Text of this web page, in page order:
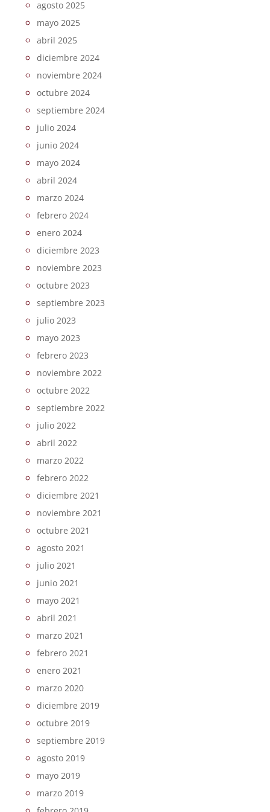
agosto 2025
mayo 2025
abril 2025
diciembre 2024
noviembre 2024
octubre 2024
septiembre 2024
julio 2024
junio 2024
mayo 2024
abril 2024
marzo 2024
febrero 2024
enero 2024
diciembre 2023
noviembre 2023
octubre 2023
septiembre 2023
julio 2023
mayo 2023
febrero 2023
noviembre 2022
octubre 2022
septiembre 2022
julio 2022
abril 2022
marzo 2022
febrero 2022
diciembre 2021
noviembre 2021
octubre 2021
agosto 2021
julio 2021
junio 2021
mayo 2021
abril 2021
marzo 2021
febrero 2021
enero 2021
marzo 2020
diciembre 2019
octubre 2019
septiembre 2019
agosto 2019
mayo 2019
marzo 2019